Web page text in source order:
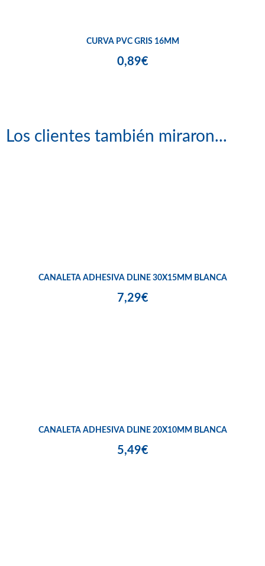
CURVA PVC GRIS 16MM
0,89€
Los clientes también miraron...
CANALETA ADHESIVA DLINE 30X15MM BLANCA
7,29€
CANALETA ADHESIVA DLINE 20X10MM BLANCA
5,49€